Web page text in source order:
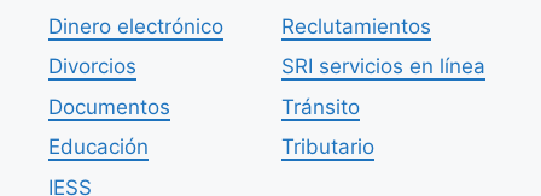
Dinero electrónico
Divorcios
Documentos
Educación
IESS
Reclutamientos
SRI servicios en línea
Tránsito
Tributario